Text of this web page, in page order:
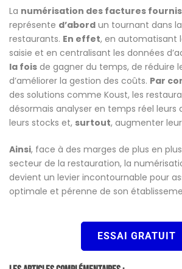
La numérisation des factures
représente d’abord un tournant dans
restaurants. En effet, en automatisant
saisie et en centralisant les données
la fois de gagner du temps, de réduire
d’améliorer la gestion des coûts. Par
des solutions comme Koust, les
désormais analyser en temps réel leurs
leurs stocks et, surtout, augmenter
Ainsi, face à des marges de plus en
secteur de la restauration, la
devient un levier incontournable pour
optimale et pérenne de son
ESSAI GRATUIT